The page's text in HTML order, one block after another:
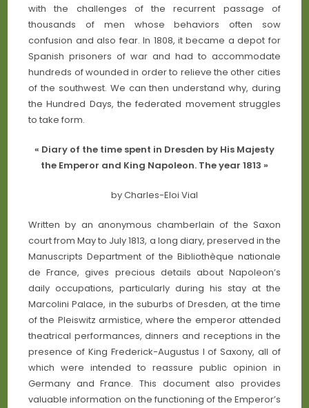
with the challenges of the recurrent passage of
thousands of men whose behaviors often sow
confusion and also fear. In 1808, it became a depot for
Spanish prisoners of war and had to accommodate
hundreds of wounded in order to relieve the other cities
of the southwest. We can then understand why, during
the Hundred Days, the federated movement struggles
to take form.
« Diary of the time spent in Dresden by His Majesty
the Emperor and King Napoleon. The year 1813 »
by Charles-Eloi Vial
Written by an anonymous chamberlain of the Saxon
court from May to July 1813, a long diary, preserved in the
Manuscripts Department of the Bibliothèque nationale
de France, gives precious details about Napoleon’s
daily occupations, particularly during his stay at the
Marcolini Palace, in the suburbs of Dresden, at the time
of the Pleiswitz armistice, where the emperor attended
theatrical performances, dinners and receptions in the
presence of King Frederick-Augustus I of Saxony, all of
which were intended to reassure public opinion in
Germany and France. This document also provides
valuable information on the functioning of the Emperor’s